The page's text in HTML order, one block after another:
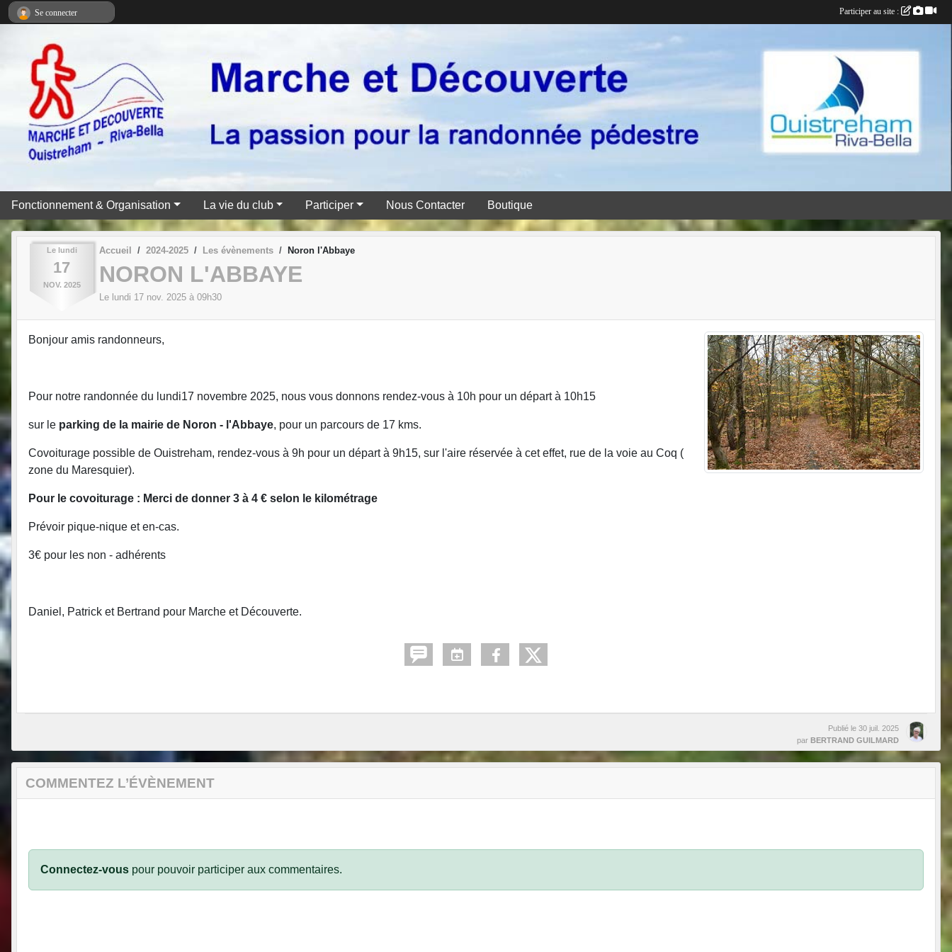
Fonctionnement & Organisation La vie du club Participer Nous Contacter Boutique
Le lundi
17
NOV. 2025
Accueil 2024-2025 Les évènements Noron l'Abbaye
NORON L'ABBAYE
Le lundi 17 nov. 2025 à 09h30
Bonjour amis randonneurs,
Pour notre randonnée du lundi17 novembre 2025, nous vous donnons rendez-vous à 10h pour un départ à 10h15
sur le parking de la mairie de Noron - l'Abbaye, pour un parcours de 17 kms.
Covoiturage possible de Ouistreham, rendez-vous à 9h pour un départ à 9h15, sur l'aire réservée à cet effet, rue de la voie au Coq (
zone du Maresquier).
Pour le covoiturage : Merci de donner 3 à 4 € selon le kilométrage
Prévoir pique-nique et en-cas.
3€ pour les non - adhérents
Daniel, Patrick et Bertrand pour Marche et Découverte.
Publié le 30 juil. 2025
par BERTRAND GUILMARD
COMMENTEZ L’ÉVÈNEMENT
Connectez-vous pour pouvoir participer aux commentaires.
Se connecter Participer au site :
Panneau de gestion des cookies